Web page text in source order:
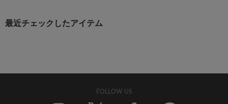
最近チェックしたアイテム
FOLLOW US